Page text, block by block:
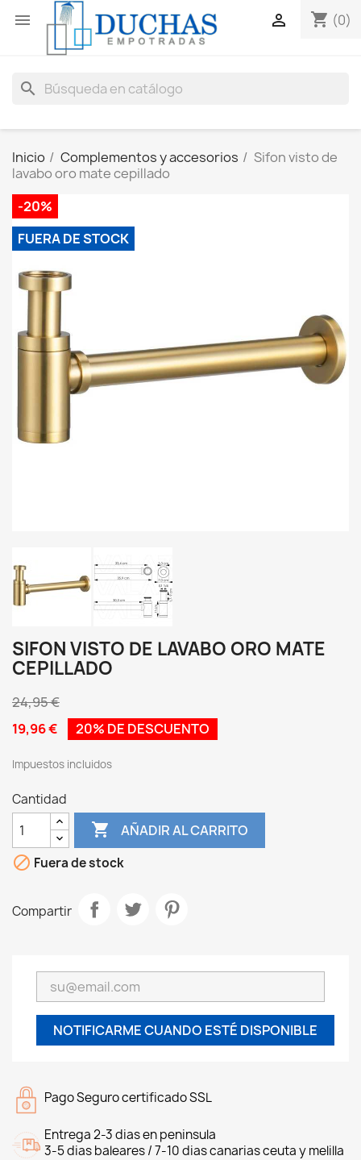
 shopping_cart (0)

search
Inicio Complementos y accesorios
Sifon visto de
lavabo oro mate cepillado
-20%
FUERA DE STOCK
SIFON VISTO DE LAVABO ORO MATE
CEPILLADO
24,95 €
19,96 €
20% DE DESCUENTO
Impuestos incluidos
Cantidad
 AÑADIR AL CARRITO
 Fuera de stock
Compartir
NOTIFICARME CUANDO ESTÉ DISPONIBLE
Pago Seguro certificado SSL
Entrega 2-3 dias en peninsula
3-5 dias baleares / 7-10 dias canarias ceuta y melilla